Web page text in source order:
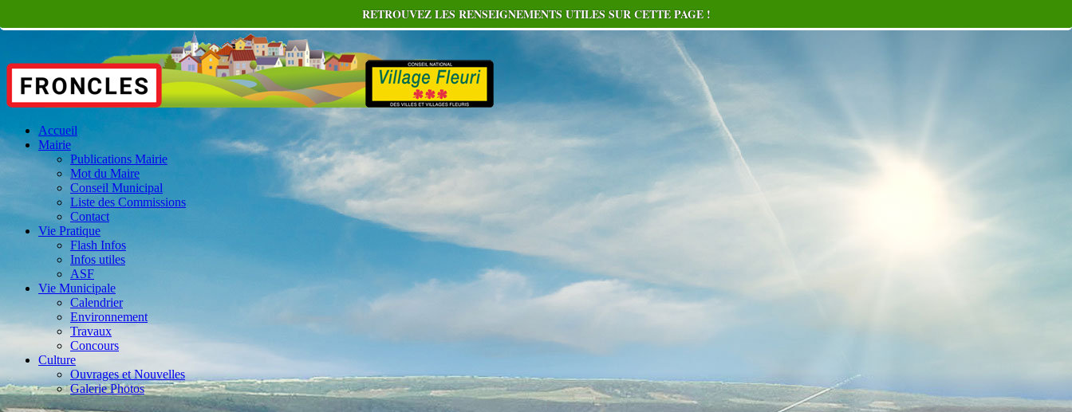
Accueil
Mairie
Publications Mairie
Mot du Maire
Conseil Municipal
Liste des Commissions
Contact
Vie Pratique
Flash Infos
Infos utiles
ASF
Vie Municipale
Calendrier
Environnement
Travaux
Concours
Culture
Ouvrages et Nouvelles
Galerie Photos
RETROUVEZ LES RENSEIGNEMENTS UTILES SUR CETTE PAGE !